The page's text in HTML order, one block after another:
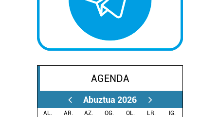
AGENDA
Abuztua 2026
AL. AR. AZ. OG. OL. LR.
IG.